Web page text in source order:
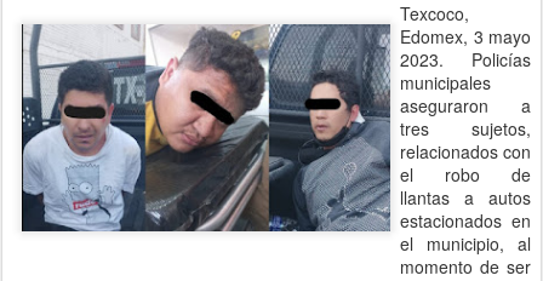
Texcoco,
Edomex, 3 mayo
2023. Policías
municipales
aseguraron a
tres sujetos,
relacionados con
el robo de
llantas a autos
estacionados en
el municipio, al
momento de ser